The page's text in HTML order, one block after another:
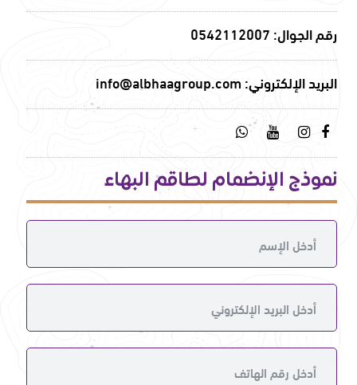
رقم الجوال: 0542112007
البريد الإلكتروني: info@albhaagroup.com
نموذج الإنضمام لطاقم البهاء
أدخل الإسم
أدخل البريد الإلكتروني
أدخل رقم الهاتف